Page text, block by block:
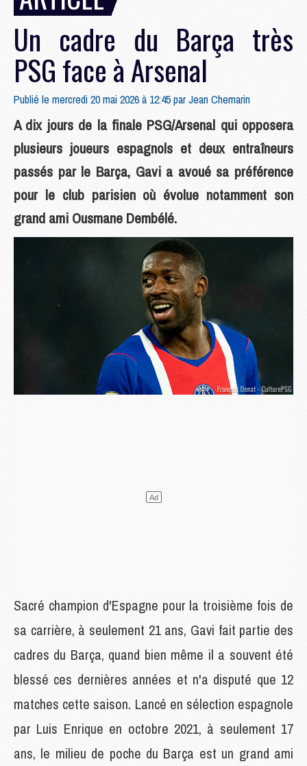
Un cadre du Barça très
PSG face à Arsenal
Publié le mercredi 20 mai 2026 à 12:45 parJean Chemarin
A dix jours de la finale PSG/Arsenal qui opposera
plusieurs joueurs espagnols et deux entraîneurs
passés par le Barça, Gavi a avoué sa préférence
pour le club parisien où évolue notamment son
grand ami Ousmane Dembélé.
Sacré champion d'Espagne pour la troisième fois de
sa carrière, à seulement 21 ans, Gavi fait partie des
cadres du Barça, quand bien même il a souvent été
blessé ces dernières années et n'a disputé que 12
matches cette saison. Lancé en sélection espagnole
par Luis Enrique en octobre 2021, à seulement 17
ans, le milieu de poche du Barça est un grand ami